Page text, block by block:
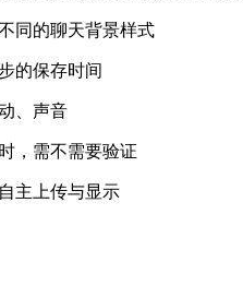
同的聊天背景样式
的保存时间
、声音
，需不需要验证
主上传与显示